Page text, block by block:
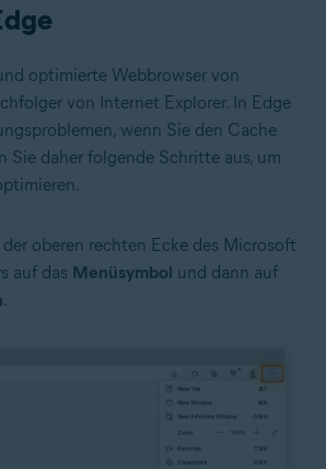
optimierte Webbrowser von
von Internet Explorer. In Edge
wenn Sie den Cache
Sie daher folgende Schritte aus, um
oberen rechten Ecke des Microsoft
auf das Menüsymbol und dann auf
.